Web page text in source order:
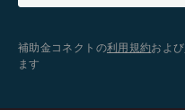
補助金コネクトの利用規約および
ます